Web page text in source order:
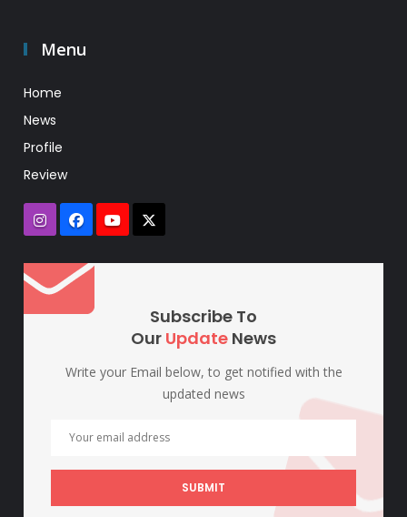
Menu
Home
News
Profile
Review
Subscribe To
Our Update News
Write your Email below, to get notified with the
updated news
SUBMIT